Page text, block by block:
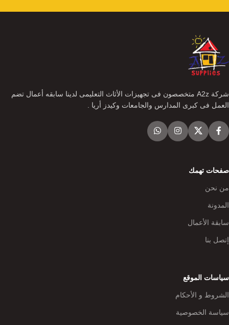
شركة A2z متخصصون فى تجهيزات الأثاث التعليمى لدينا سابقه أعمال تضم
العمل فى كبرى المدارس والجامعات وكيدز أريا .
صفحات تهمك
من نحن
المدونة
سابقة الأعمال
إتصل بنا
سياسات الموقع
الشروط و الأحكام
سياسة الخصوصية